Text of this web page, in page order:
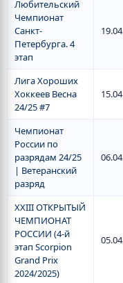
Любительский
Чемпионат
Санкт-
Петербурга. 4
этап
Лига Хороших
Хоккеев Весна
24/25 #7
Чемпионат
России по
разрядам 24/25
| Ветеранский
разряд
XXIII ОТКРЫТЫЙ
ЧЕМПИОНАТ
РОССИИ (4-й
этап Scorpion
Grand Prix
2024/2025)